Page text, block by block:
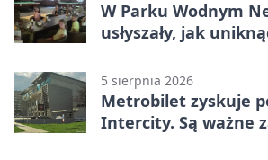
W Parku Wodnym
usłyszały, jak
5 sierpnia 2026
Metrobilet zyskuje
Intercity. Są ważne